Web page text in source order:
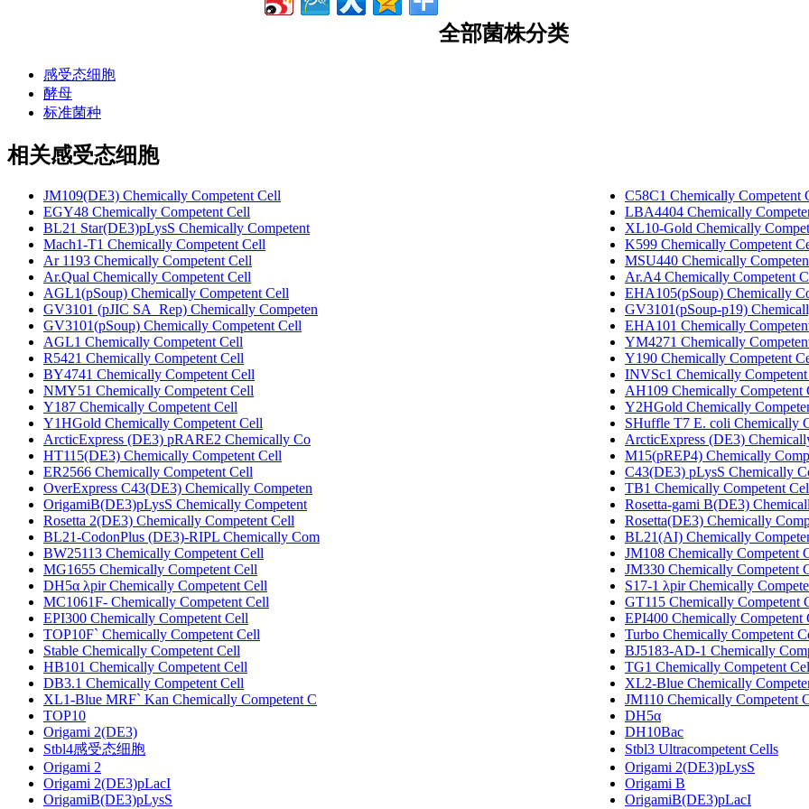
全部菌株分类
感受态细胞
酵母
标准菌种
相关感受态细胞
JM109(DE3) Chemically Competent Cell
C58C1 Chemically Competent
EGY48 Chemically Competent Cell
LBA4404 Chemically
BL21 Star(DE3)pLysS Chemically Competent
XL10-Gold Chemically
Mach1-T1 Chemically Competent Cell
K599 Chemically Competent
Ar 1193 Chemically Competent Cell
MSU440 Chemically
Ar.Qual Chemically Competent Cell
Ar.A4 Chemically Competent
AGL1(pSoup) Chemically Competent Cell
EHA105(pSoup) Chemically
GV3101 (pJIC SA_Rep) Chemically Competen
GV3101(pSoup-p19)
GV3101(pSoup) Chemically Competent Cell
EHA101 Chemically
AGL1 Chemically Competent Cell
YM4271 Chemically
R5421 Chemically Competent Cell
Y190 Chemically Competent
BY4741 Chemically Competent Cell
INVSc1 Chemically
NMY51 Chemically Competent Cell
AH109 Chemically Competent
Y187 Chemically Competent Cell
Y2HGold Chemically
Y1HGold Chemically Competent Cell
SHuffle T7 E. coli Chemically
ArcticExpress (DE3) pRARE2 Chemically Co
ArcticExpress (DE3)
HT115(DE3) Chemically Competent Cell
M15(pREP4) Chemically
ER2566 Chemically Competent Cell
C43(DE3) pLysS Chemically
OverExpress C43(DE3) Chemically Competen
TB1 Chemically Competent
OrigamiB(DE3)pLysS Chemically Competent
Rosetta-gami B(DE3)
Rosetta 2(DE3) Chemically Competent Cell
Rosetta(DE3) Chemically
BL21-CodonPlus (DE3)-RIPL Chemically Com
BL21(AI) Chemically
BW25113 Chemically Competent Cell
JM108 Chemically Competent
MG1655 Chemically Competent Cell
JM330 Chemically Competent
DH5α λpir Chemically Competent Cell
S17-1 λpir Chemically
MC1061F- Chemically Competent Cell
GT115 Chemically Competent
EPI300 Chemically Competent Cell
EPI400 Chemically Competent
TOP10F` Chemically Competent Cell
Turbo Chemically Competent
Stable Chemically Competent Cell
BJ5183-AD-1 Chemically
HB101 Chemically Competent Cell
TG1 Chemically Competent
DB3.1 Chemically Competent Cell
XL2-Blue Chemically
XL1-Blue MRF` Kan Chemically Competent C
JM110 Chemically Competent
TOP10
DH5α
Origami 2(DE3)
DH10Bac
Stbl4感受态细胞
Stbl3 Ultracompetent Cells
Origami 2
Origami 2(DE3)pLysS
Origami 2(DE3)pLacI
Origami B
OrigamiB(DE3)pLysS
OrigamiB(DE3)pLacI